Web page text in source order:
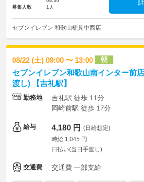
募集人数
1人
セブンイレブン 和歌山楠見中西店
08/22 (土) 09:00 〜 13:00 朝
セブンイレブン和歌山南インター前
渡し) 【吉礼駅】
勤務地
吉礼駅 徒歩 11分
岡崎前駅 徒歩 17分
給与 4,180 円 (日給想定)
時給 1,045 円
日払い(当日手渡し)
交通費 交通費 一部支給